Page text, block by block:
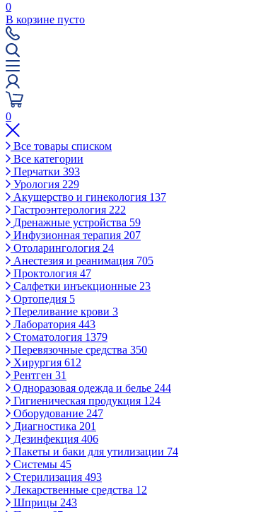
0
В корзине пусто
0
Все товары списком
Все категории
Перчатки 393
Урология 229
Акушерство и гинекология 137
Гастроэнтерология 222
Дренажные устройства 59
Инфузионная терапия 207
Отоларингология 24
Анестезия и реанимация 705
Проктология 47
Салфетки инъекционные 23
Ортопедия 5
Переливание крови 3
Лаборатория 443
Стоматология 1379
Перевязочные средства 350
Хирургия 612
Рентген 31
Одноразовая одежда и белье 244
Гигиеническая продукция 124
Оборудование 247
Диагностика 201
Дезинфекция 406
Пакеты и баки для утилизации 74
Системы 45
Стерилизация 493
Лекарственные средства 12
Шприцы 243